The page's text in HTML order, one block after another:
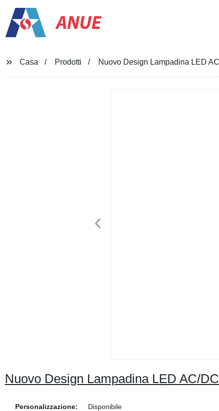
ANUE
Casa Prodotti Nuovo Design Lampadina LED
Nuovo Design Lampadina LED AC/
Personalizzazione:
Disponibile